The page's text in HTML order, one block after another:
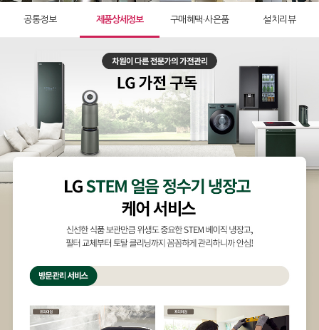
공통정보 제품상세정보 구매혜택·사은품 설치리뷰